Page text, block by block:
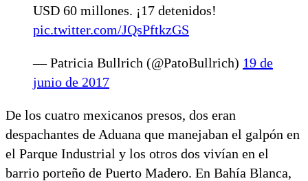
USD 60 millones. ¡17 detenidos!
pic.twitter.com/JQsPftkzGS
— Patricia Bullrich (@PatoBullrich) 19 de
junio de 2017
De los cuatro mexicanos presos, dos eran
despachantes de Aduana que manejaban el galpón en
el Parque Industrial y los otros dos vivían en el
barrio porteño de Puerto Madero. En Bahía Blanca,